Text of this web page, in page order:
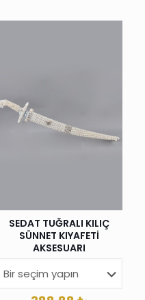
SEDAT TUĞRALI KILIÇ
SÜNNET KIYAFETİ
AKSESUARI